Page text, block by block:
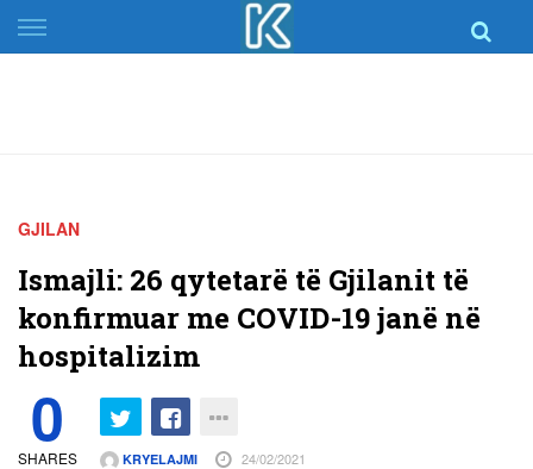
Skip
to
GJILAN
Ismajli: 26 qytetarë të Gjilanit të
konfirmuar me COVID-19 janë në
hospitalizim​
0
SHARES KRYELAJMI 24/02/2021